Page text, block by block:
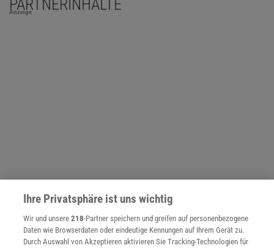
PARTNERINHALTE
Anzeige
NACH OBEN
Ihre Privatsphäre ist uns wichtig
Wir und unsere218-Partner speichern und greifen auf personenbezogene
Daten wie Browserdaten oder eindeutige Kennungen auf Ihrem Gerät zu.
Durch Auswahl von Akzeptieren aktivieren Sie Tracking-Technologien für